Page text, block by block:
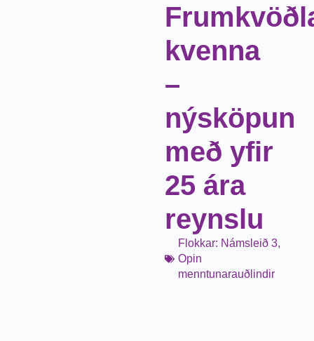
kvenna
–
nýsköpun
með yfir
25 ára
reynslu
Flokkar: Námsleið 3,
Opin
menntunarauðlindir